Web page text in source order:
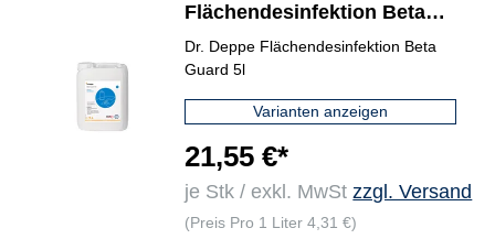
Flächendesinfektion Beta
Guard rfu Kanister
Dr. Deppe Flächendesinfektion Beta
Guard 5l
Varianten anzeigen
21,55 €*
je Stk / exkl. MwStzzgl. Versand
(Preis Pro 1 Liter 4,31 €)